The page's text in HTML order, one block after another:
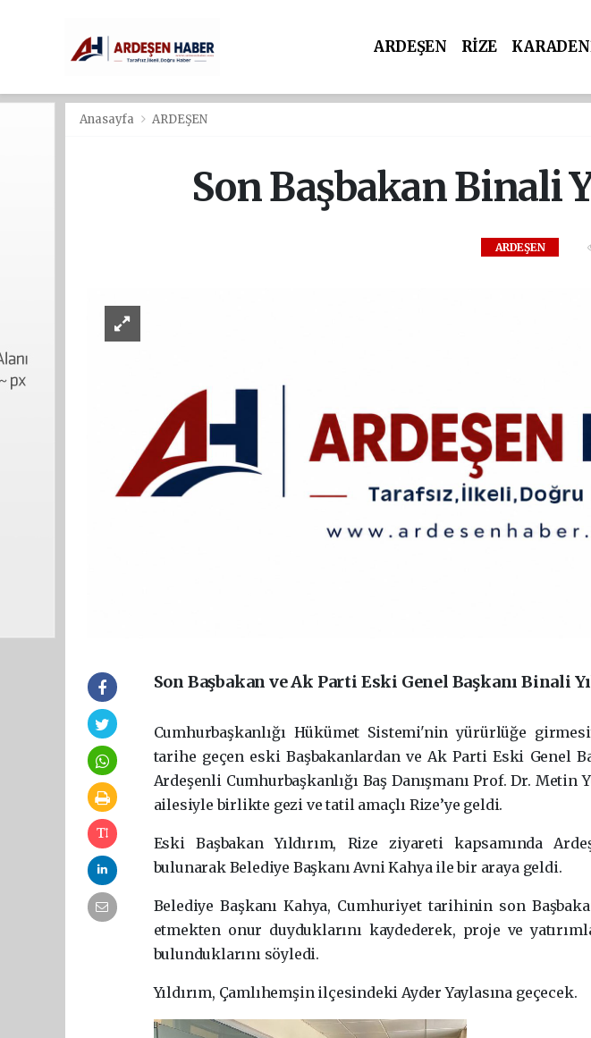
ARDEŞEN RİZE
Anasayfa ARDEŞEN
Son Başbakan Binali
ARDEŞEN
Son Başbakan ve Ak Parti Eski Genel Başkanı Binali
Cumhurbaşkanlığı Hükümet Sistemi'nin yürürlüğe
tarihe geçen eski Başbakanlardan ve Ak Parti Eski Genel
Ardeşenli Cumhurbaşkanlığı Baş Danışmanı Prof. Dr. Metin
ailesiyle birlikte gezi ve tatil amaçlı Rize’ye geldi.
Eski Başbakan Yıldırım, Rize ziyareti kapsamında
bulunarak Belediye Başkanı Avni Kahya ile bir araya geldi.
Belediye Başkanı Kahya, Cumhuriyet tarihinin son
etmekten onur duyduklarını kaydederek, proje ve
bulunduklarını söyledi.
Yıldırım, Çamlıhemşin ilçesindeki Ayder Yaylasına geçecek.